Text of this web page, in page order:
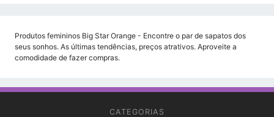
Produtos femininos Big Star Orange - Encontre o par de sapatos dos
seus sonhos. As últimas tendências, preços atrativos. Aproveite a
comodidade de fazer compras.
CATEGORIAS